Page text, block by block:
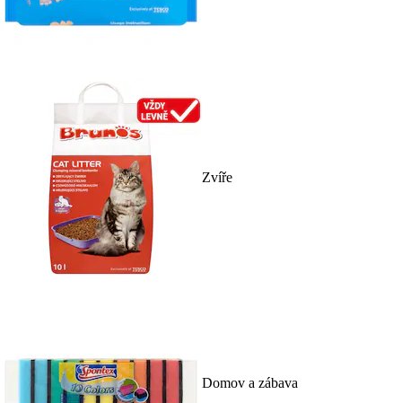
Zvíře
Domov a zábava